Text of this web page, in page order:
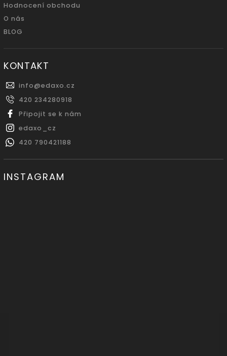
Hodnocení obchodu
O nás
BLOG
KONTAKT
info@edaxo.cz
420 234280918
Připojit se k nám
edaxo_cz
420 790421188
INSTAGRAM